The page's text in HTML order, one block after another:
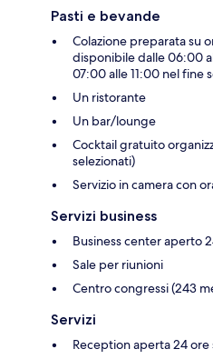
Pasti e bevande
Colazione preparata su
disponibile dalle 06:00
07:00 alle 11:00 nel fine
Un ristorante
Un bar/lounge
Cocktail gratuito
selezionati)
Servizio in camera con
Servizi business
Business center aperto
Sale per riunioni
Centro congressi (243
Servizi
Reception aperta 24 ore